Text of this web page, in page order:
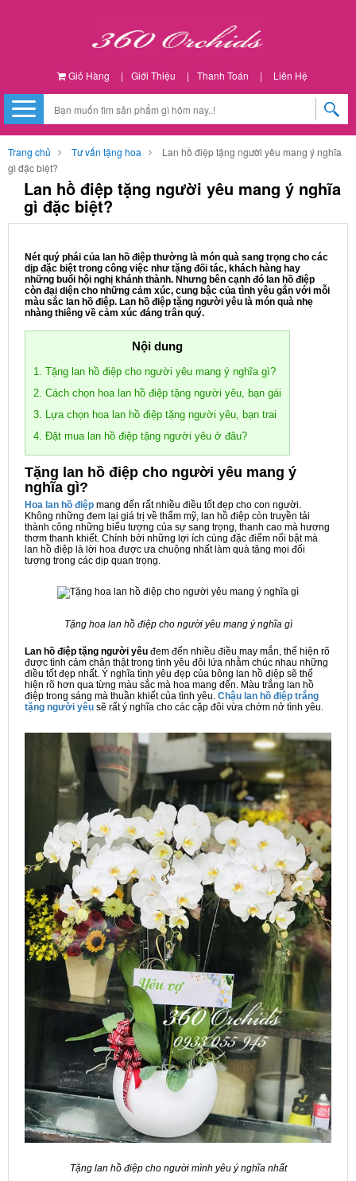
Giỏ Hàng | Giới Thiệu | Thanh Toán | Liên Hệ
Trang chủ Tư vấn tặng hoa
Lan hồ điệp tặng người yêu mang ý nghĩa
gì đặc biệt?
Lan hồ điệp tặng người yêu mang ý nghĩa
gì đặc biệt?
Nét quý phái của lan hồ điệp thường là món quà sang trọng cho các
dịp đặc biệt trong công việc như tặng đối tác, khách hàng hay
những buổi hội nghị khánh thành. Nhưng bên cạnh đó lan hồ điệp
còn đại diện cho những cảm xúc, cung bậc của tình yêu gắn với mỗi
màu sắc lan hồ điệp. Lan hồ điệp tặng người yêu là món quà nhẹ
nhàng thiêng về cảm xúc đáng trân quý.
Nội dung
1. Tặng lan hồ điệp cho người yêu mang ý nghĩa gì?
2. Cách chọn hoa lan hồ điệp tặng người yêu, bạn gái
3. Lựa chọn hoa lan hồ điệp tặng người yêu, bạn trai
4. Đặt mua lan hồ điệp tặng người yêu ở đâu?
Tặng lan hồ điệp cho người yêu mang ý
nghĩa gì?
Hoa lan hồ điệp mang đến rất nhiều điều tốt đẹp cho con người.
Không những đem lại giá trị về thẩm mỹ, lan hồ điệp còn truyền tải
thành công những biểu tượng của sự sang trọng, thanh cao mà hương
thơm thanh khiết. Chính bởi những lợi ích cùng đặc điểm nổi bật mà
lan hồ điệp là lời hoa được ưa chuộng nhất làm quà tặng mọi đối
tượng trong các dịp quan trọng.
Tặng hoa lan hồ điệp cho người yêu mang ý nghĩa gì
Lan hồ điệp tặng người yêu đem đến nhiều điều may mắn, thể hiện rõ
được tình cảm chân thật trong tình yêu đôi lứa nhằm chúc nhau những
điều tốt đẹp nhất. Ý nghĩa tình yêu đẹp của bông lan hồ điệp sẽ thể
hiện rõ hơn qua từng màu sắc mà hoa mang đến. Màu trắng lan hồ
điệp trong sáng mà thuần khiết của tình yêu. Chậu lan hồ điệp trắng
tặng người yêu sẽ rất ý nghĩa cho các cặp đôi vừa chớm nở tình yêu.
Tặng lan hồ điệp cho người mình yêu ý nghĩa nhất